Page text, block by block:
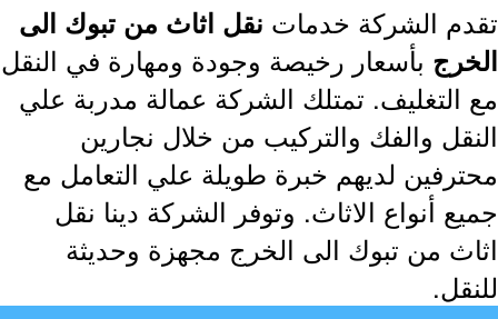
الشركة خدماتنقل اثاث من تبوك الى
بأسعار رخيصة وجودة ومهارة في النقل
التغليف. تمتلك الشركة عمالة مدربة علي
والفك والتركيب من خلال نجارين
لديهم خبرة طويلة علي التعامل مع
أنواع الاثاث. وتوفر الشركة دينا نقل
من تبوك الى الخرج مجهزة وحديثة